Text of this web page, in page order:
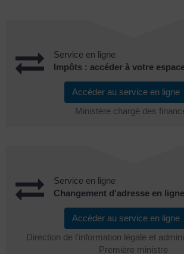
Service en ligne
Impôts : accéder à votre
Accéder au service en ligne
Ministère chargé des
Service en ligne
Changement d'adresse en ligne
Accéder au service en ligne
Direction de l'information légale et
Première ministre